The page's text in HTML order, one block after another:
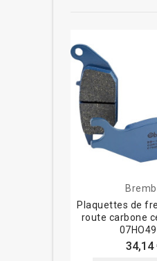
Plaquettes de
route carbone
34,14